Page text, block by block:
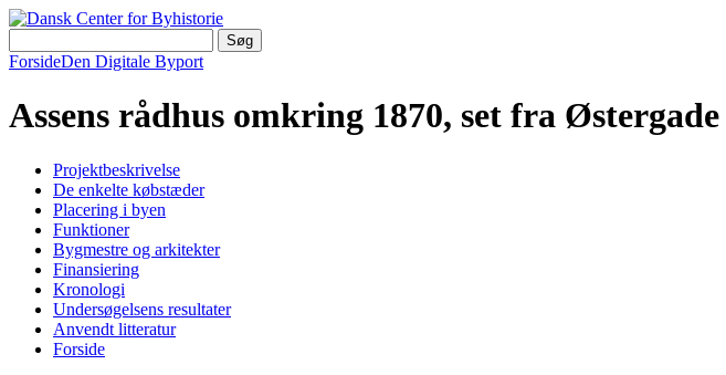
ForsideDen Digitale Byport
Assens rådhus omkring 1870, set fra Østergade
Projektbeskrivelse
De enkelte købstæder
Placering i byen
Funktioner
Bygmestre og arkitekter
Finansiering
Kronologi
Undersøgelsens resultater
Anvendt litteratur
Forside